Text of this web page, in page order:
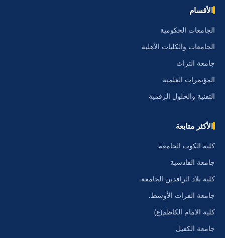
الأقسام
الجامعات الحكومية
الجامعات والكليات الأهلية
جامعة التراث
المؤتمرات العلمية
التقنية والحلول الرقمية
الأكثر متابعة
كلية الكوت الجامعة
جامعة القادسية
كلية بلاد الرافدين الجامعة.
جامعة الفرات الأوسط.
كلية الامام الكاظم(ع)
جامعة الكفيل